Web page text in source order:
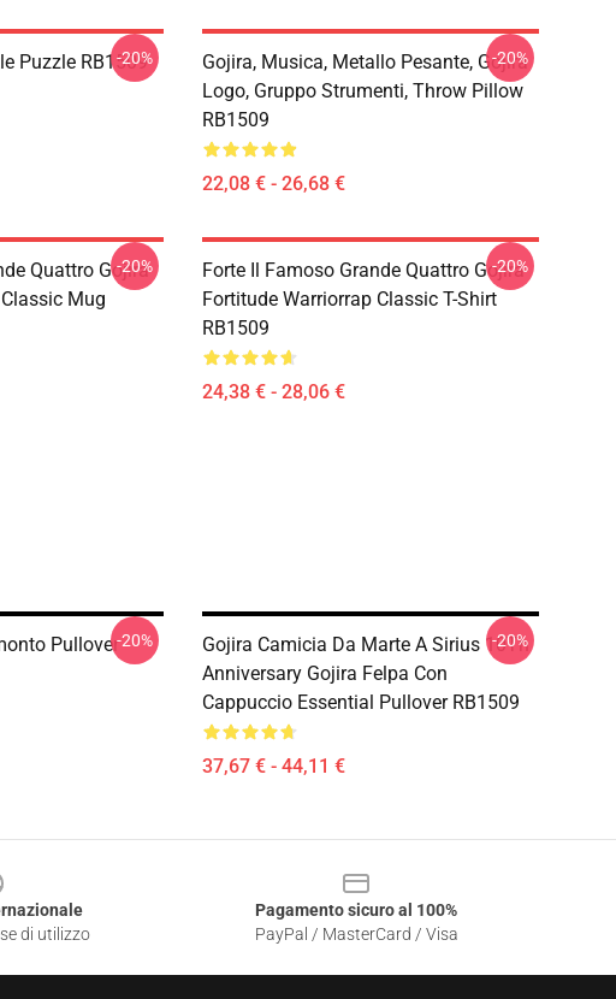
Puzzle RB1509
-20%
Gojira, Musica, Metallo Pesante, Gojira
Logo, Gruppo Strumenti, Throw Pillow
RB1509
22,08 € - 26,68 €
-20%
Quattro Gojira
Mug
-20%
Forte Il Famoso Grande Quattro Gojira
Fortitude Warriorrap Classic T-Shirt
RB1509
24,38 € - 28,06 €
-20%
Pullover-20%
Gojira Camicia Da Marte A Sirius 10Th
Anniversary Gojira Felpa Con
Cappuccio Essential Pullover RB1509
37,67 € - 44,11 €
-20%
di utilizzo
Pagamento sicuro al 100%
PayPal / MasterCard / Visa